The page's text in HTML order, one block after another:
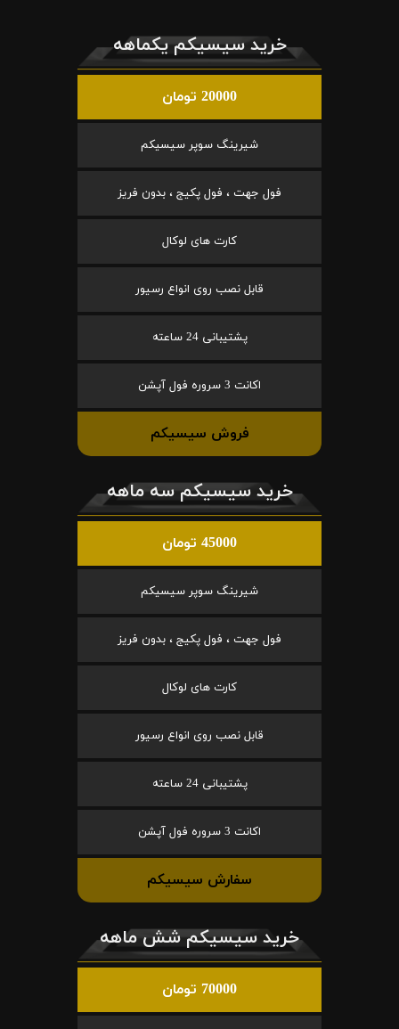
خرید سیسیکم یکماهه
20000 تومان
شیرینگ سوپر سیسیکم
فول جهت ، فول پکیج ، بدون فریز
کارت های لوکال
قابل نصب روی انواع رسیور
پشتیبانی 24 ساعته
اکانت 3 سروره فول آپشن
فروش سیسیکم
خرید سیسیکم سه ماهه
45000 تومان
شیرینگ سوپر سیسیکم
فول جهت ، فول پکیج ، بدون فریز
کارت های لوکال
قابل نصب روی انواع رسیور
پشتیبانی 24 ساعته
اکانت 3 سروره فول آپشن
سفارش سیسیکم
خرید سیسیکم شش ماهه
70000 تومان